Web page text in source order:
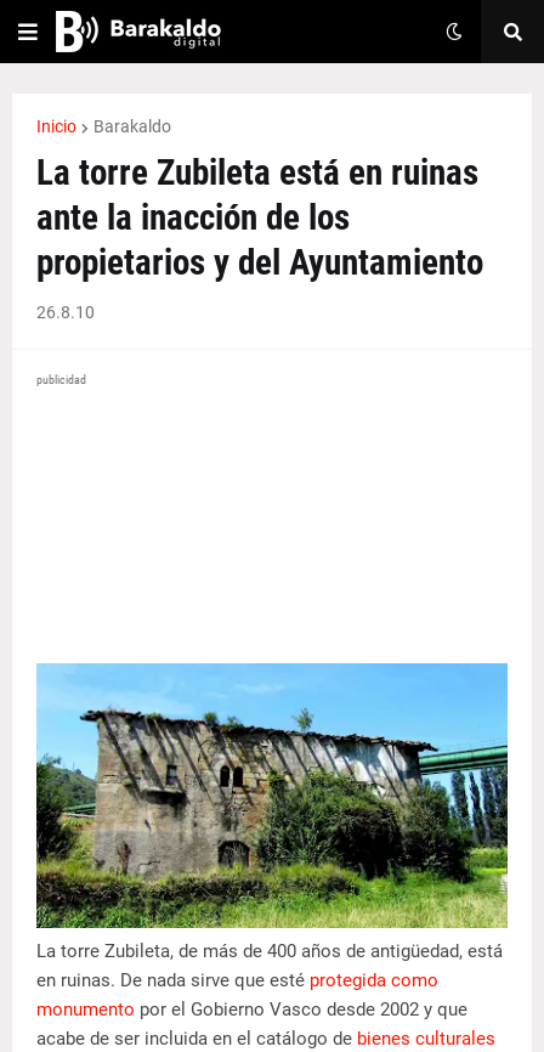
Inicio Barakaldo
La torre Zubileta está en ruinas
ante la inacción de los
propietarios y del Ayuntamiento
26.8.10
publicidad
La torre Zubileta, de más de 400 años de antigüedad, está
en ruinas. De nada sirve que esté protegida como
monumento por el Gobierno Vasco desde 2002 y que
acabe de ser incluida en el catálogo de bienes culturales